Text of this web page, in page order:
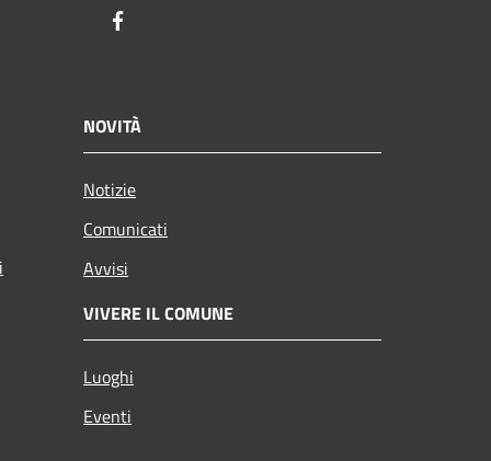
NOVITÀ
Notizie
Comunicati
Avvisi
VIVERE IL COMUNE
Luoghi
Eventi